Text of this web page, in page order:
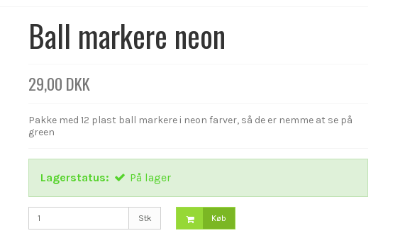
Ball markere neon
29,00 DKK
Pakke med 12 plast ball markere i neon farver, så de er nemme at se på
green
Lagerstatus: På lager
Stk Køb